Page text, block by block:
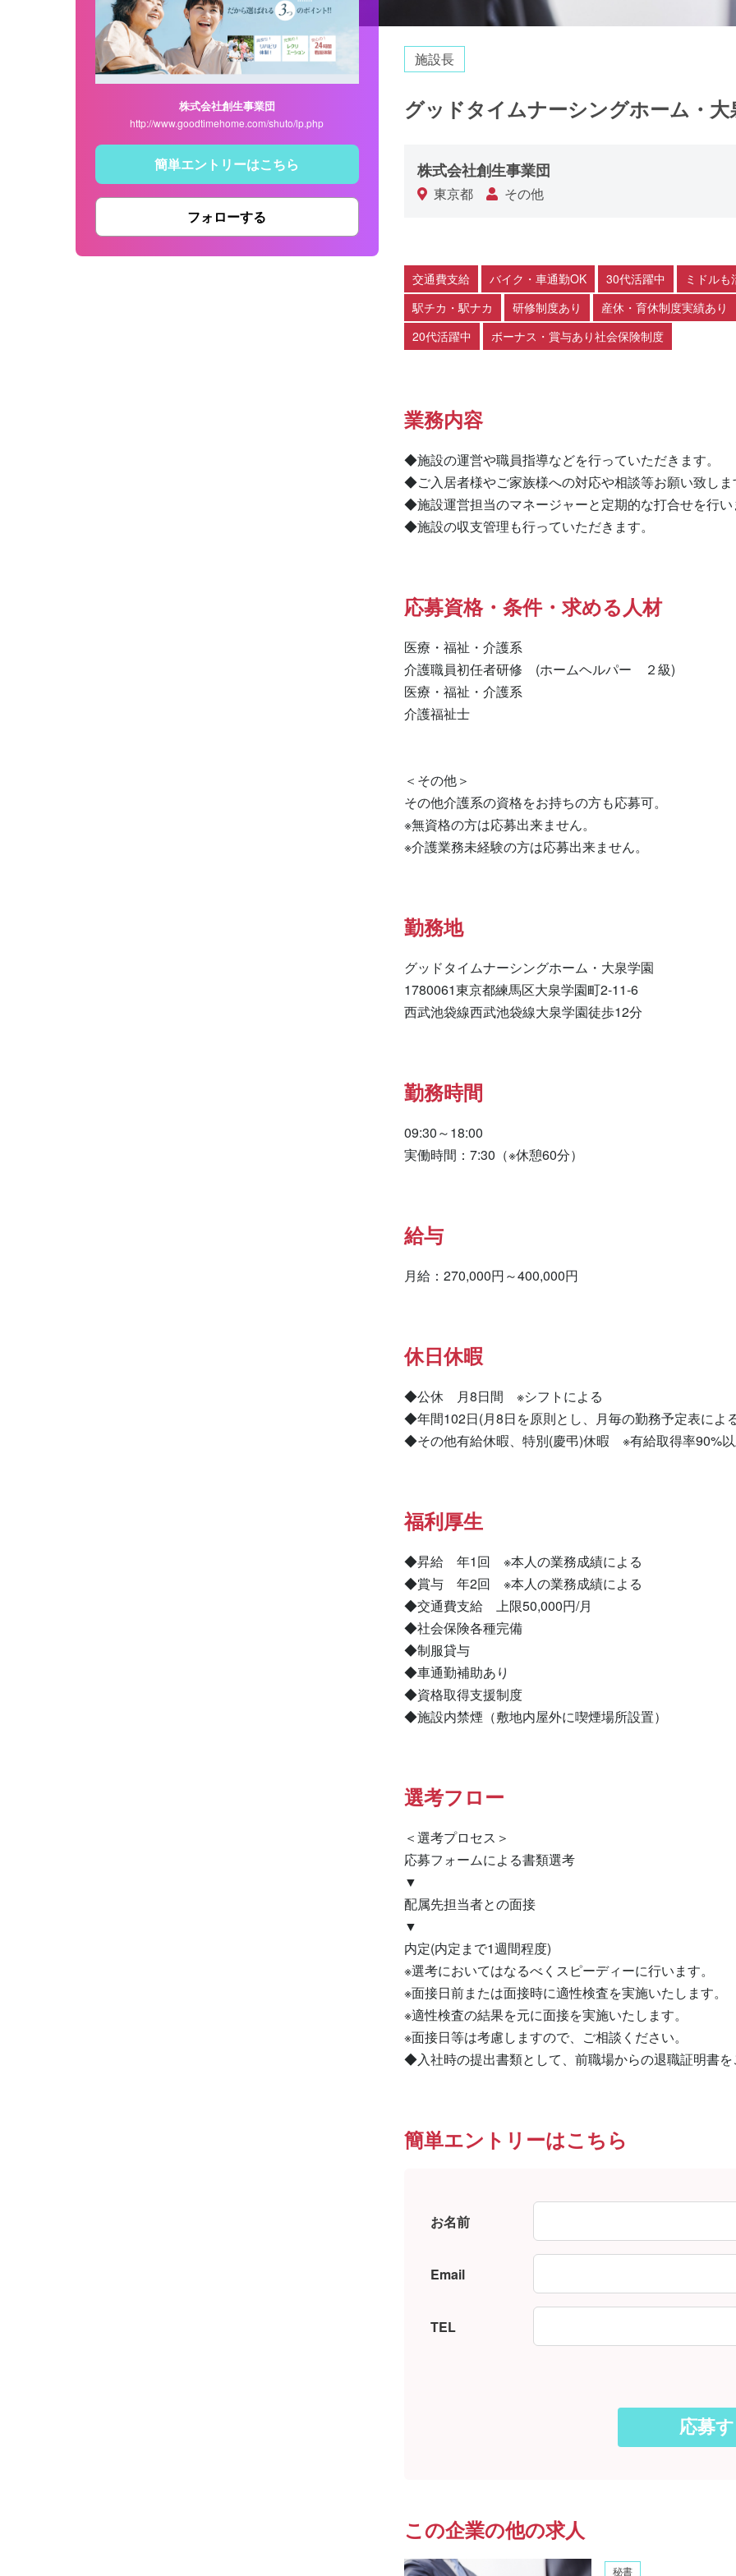
株式会社創生事業団
http://www.goodtimehome.com/shuto/lp.php
簡単エントリーはこちら
フォローする
施設長
グッドタイムナーシングホーム・
株式会社創生事業団
東京都 その他
交通費支給 バイク・車通勤OK 30代活躍中
ミドルも
駅チカ・駅ナカ
研修制度あり
産休・育休制度実績あり
20代活躍中
ボーナス・賞与あり社会保険制度
業務内容
◆施設の運営や職員指導などを行っていただきます。
◆ご入居者様やご家族様への対応や相談等お願い致しま
◆施設運営担当のマネージャーと定期的な打合せを行
◆施設の収支管理も行っていただきます。
応募資格・条件・求める人材
医療・福祉・介護系
介護職員初任者研修　(ホームヘルパー　２級)
医療・福祉・介護系
介護福祉士
＜その他＞
その他介護系の資格をお持ちの方も応募可。
※無資格の方は応募出来ません。
※介護業務未経験の方は応募出来ません。
勤務地
グッドタイムナーシングホーム・大泉学園
1780061東京都練馬区大泉学園町2-11-6
西武池袋線西武池袋線大泉学園徒歩12分
勤務時間
09:30～18:00
実働時間：7:30（※休憩60分）
給与
月給：270,000円～400,000円
休日休暇
◆公休　月8日間　※シフトによる
◆年間102日(月8日を原則とし、月毎の勤務予定表によ
◆その他有給休暇、特別(慶弔)休暇　※有給取得率90%
福利厚生
◆昇給　年1回　※本人の業務成績による
◆賞与　年2回　※本人の業務成績による
◆交通費支給　上限50,000円/月
◆社会保険各種完備
◆制服貸与
◆車通勤補助あり
◆資格取得支援制度
◆施設内禁煙（敷地内屋外に喫煙場所設置）
選考フロー
＜選考プロセス＞
応募フォームによる書類選考
▼
配属先担当者との面接
▼
内定(内定まで1週間程度)
※選考においてはなるべくスピーディーに行います。
※面接日前または面接時に適性検査を実施いたします。
※適性検査の結果を元に面接を実施いたします。
※面接日等は考慮しますので、ご相談ください。
◆入社時の提出書類として、前職場からの退職証明書
簡単エントリーはこちら
お名前
Email
TEL
この企業の他の求人
秘書